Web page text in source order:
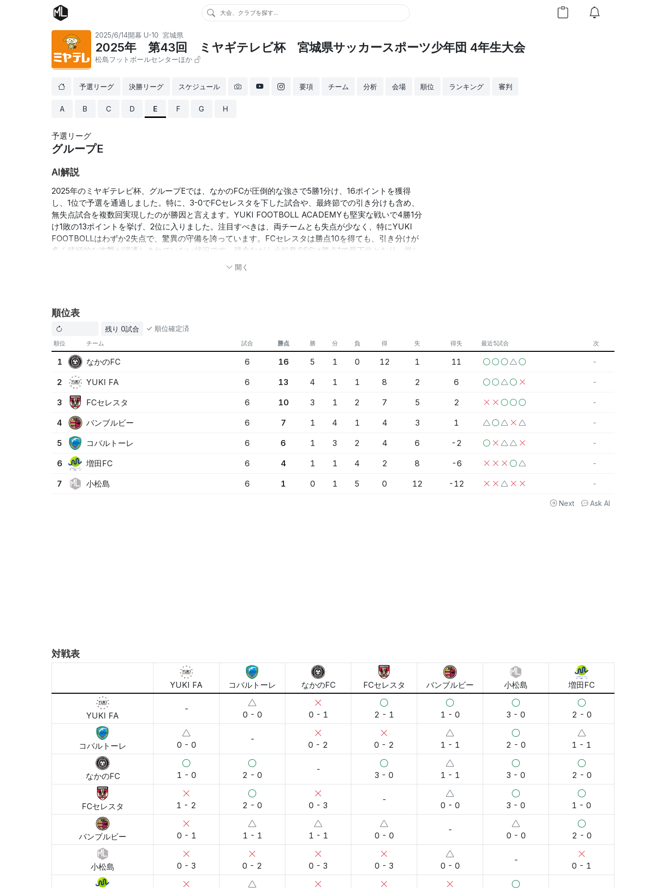
大会、クラブを探す...
2025/6/14開幕 U-10 宮城県
2025年 第43回 ミヤギテレビ杯 宮城県サッカースポーツ少年団 4年生大会
松島フットボールセンターほか
予選リーグ 決勝リーグ スケジュール 要項 チーム 分析 会場 順位 ランキング 審判
A B C D E F G H
予選リーグ
グループE
AI解説
2025年のミヤギテレビ杯、グループEでは、なかのFCが圧倒的な強さで5勝1分け、16ポイントを獲得
し、1位で予選を通過しました。特に、3-0でFCセレスタを下した試合や、最終節での引き分けも含め、
無失点試合を複数回実現したのが勝因と言えます。YUKI FOOTBOLL ACADEMYも堅実な戦いで4勝1分
け1敗の13ポイントを挙げ、2位に入りました。注目すべきは、両チームとも失点が少なく、特にYUKI
FOOTBOLLはわずか2失点で、驚異の守備を誇っています。FCセレスタは勝点10を得ても、引き分けが
多く積極的な攻撃が浸透しきれていない状況です。残念ながら小松島SSSは勝点1で最下位となり、厳し
い結果となりました。全体的に、守備の強化がチームの順位を大きく左右する大会でした。次回の大会
なかのFCの無失点試合の多さが強さの要因。
YUKI FOOTBOLL ACADEMYの堅実な守備力。
この情報はAIによって生成されたものであり、必ずしも正確であるとは限りません
担当: 経験豊富なチーム監督
6/21 14:15更新, 474文字
AI解説について
解説を更新
開く
順位表
残り 0試合 順位確定済
順位 チーム 試合 勝点 勝 分 負 得 失 得失 最近5試合 次
1 なかのFC 6 16 5 1 0 12 1 11 -
2 YUKI FA 6 13 4 1 1 8 2 6 -
3 FCセレスタ 6 10 3 1 2 7 5 2 -
4 バンブルビー 6 7 1 4 1 4 3 1 -
5 コバルトーレ 6 6 1 3 2 4 6 -2 -
6 増田FC 6 4 1 1 4 2 8 -6 -
7 小松島 6 1 0 1 5 0 12 -12 -
Next Ask AI
対戦表
YUKI FA コバルトーレ なかのFC FCセレスタ バンブルビー 小松島 増田FC
YUKI FA
-
0 - 0 0 - 1 2 - 1 1 - 0 3 - 0 2 - 0
コバルトーレ 0 - 0
-
0 - 2 0 - 2 1 - 1 2 - 0 1 - 1
なかのFC 1 - 0 2 - 0
-
3 - 0 1 - 1 3 - 0 2 - 0
FCセレスタ 1 - 2 2 - 0 0 - 3
-
0 - 0 3 - 0 1 - 0
バンブルビー 0 - 1 1 - 1 1 - 1 0 - 0
-
0 - 0 2 - 0
小松島 0 - 3 0 - 2 0 - 3 0 - 3 0 - 0
-
0 - 1